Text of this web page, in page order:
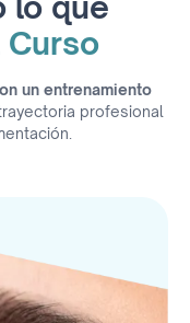
Curso
un entrenamiento
profesional